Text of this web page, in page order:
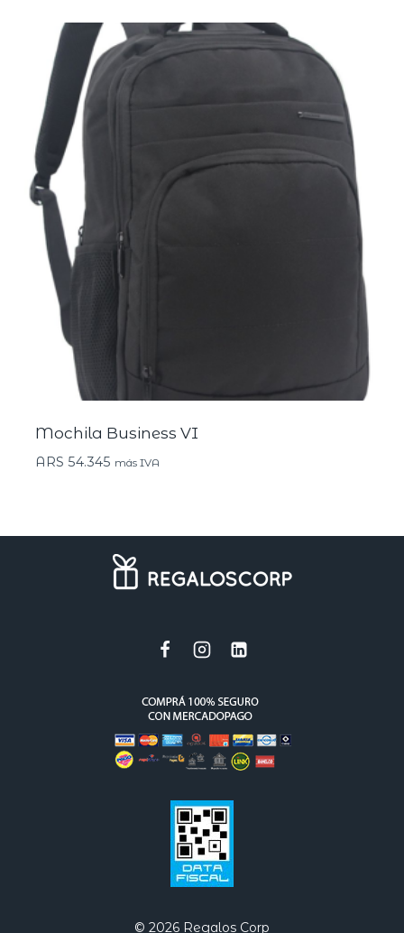
Mochila Business VI
ARS 54.345 más IVA
© 2026 Regalos Corp